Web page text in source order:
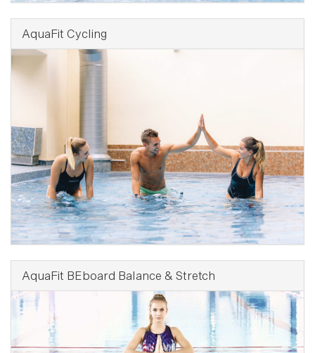
AquaFit Cycling
AquaFit BEboard Balance & Stretch